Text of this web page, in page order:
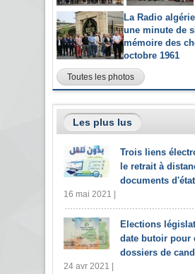
La Radio
une minute de
mémoire des
octobre 1961
Toutes les photos
Les plus lus
Trois liens
le retrait à
documents
16 mai 2021 |
Elections
date butoir pour
dossiers de
24 avr 2021 |